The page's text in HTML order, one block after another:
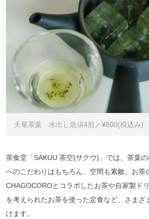
天竜茶葉 水出し急須4煎／¥800(税込み)
茶食堂「SAKUU 茶空(サクウ)」では、茶葉
へのこだわりはもちろん、空間も素敵。お茶
CHAGOCOROとコラボしたお茶や自家製ド
を考えられたお茶を使った定食など、さまざ
けます。